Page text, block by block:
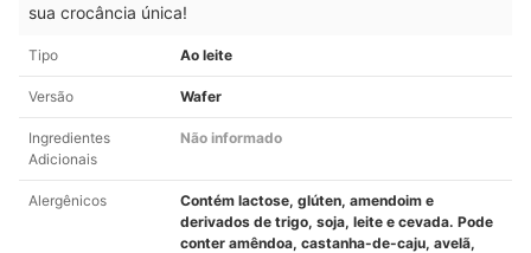
sua crocância única!
Tipo Ao leite
Versão Wafer
Ingredientes
Adicionais
Não informado
Alergênicos
Contém lactose, glúten, amendoim e
derivados de trigo, soja, leite e cevada. Pode
conter amêndoa, castanha-de-caju, avelã,